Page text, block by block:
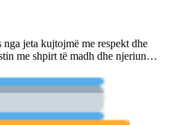
jeta kujtojmë me respekt dhe
me shpirt të madh dhe njeriun…